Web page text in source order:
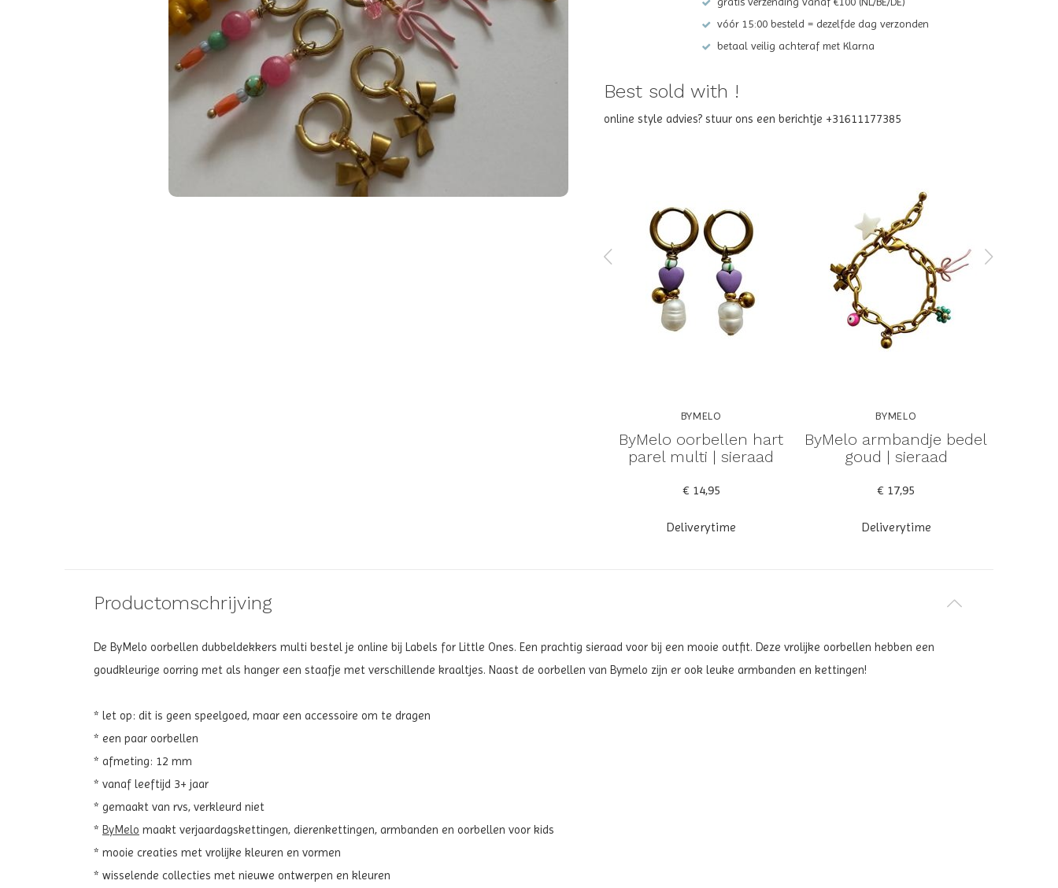
vóór 15:00 besteld = dezelfde dag verzonden
betaal veilig achteraf met Klarna
Best sold with !
online style advies? stuur ons een berichtje +31611177385
BYMELO
ByMelo oorbellen hart
parel multi | sieraad
€ 14,95
Deliverytime
BYMELO
ByMelo armbandje bedel
goud | sieraad
€ 17,95
Deliverytime
Productomschrijving
De ByMelo oorbellen dubbeldekkers multi bestel je online bij Labels for Little Ones. Een prachtig sieraad voor bij een mooie outfit. Deze vrolijke oorbellen hebben een
goudkleurige oorring met als hanger een staafje met verschillende kraaltjes. Naast de oorbellen van Bymelo zijn er ook leuke armbanden en kettingen!
* let op: dit is geen speelgoed, maar een accessoire om te dragen
* een paar oorbellen
* afmeting: 12 mm
* vanaf leeftijd 3+ jaar
* gemaakt van rvs, verkleurd niet
* ByMelo maakt verjaardagskettingen, dierenkettingen, armbanden en oorbellen voor kids
* mooie creaties met vrolijke kleuren en vormen
* wisselende collecties met nieuwe ontwerpen en kleuren